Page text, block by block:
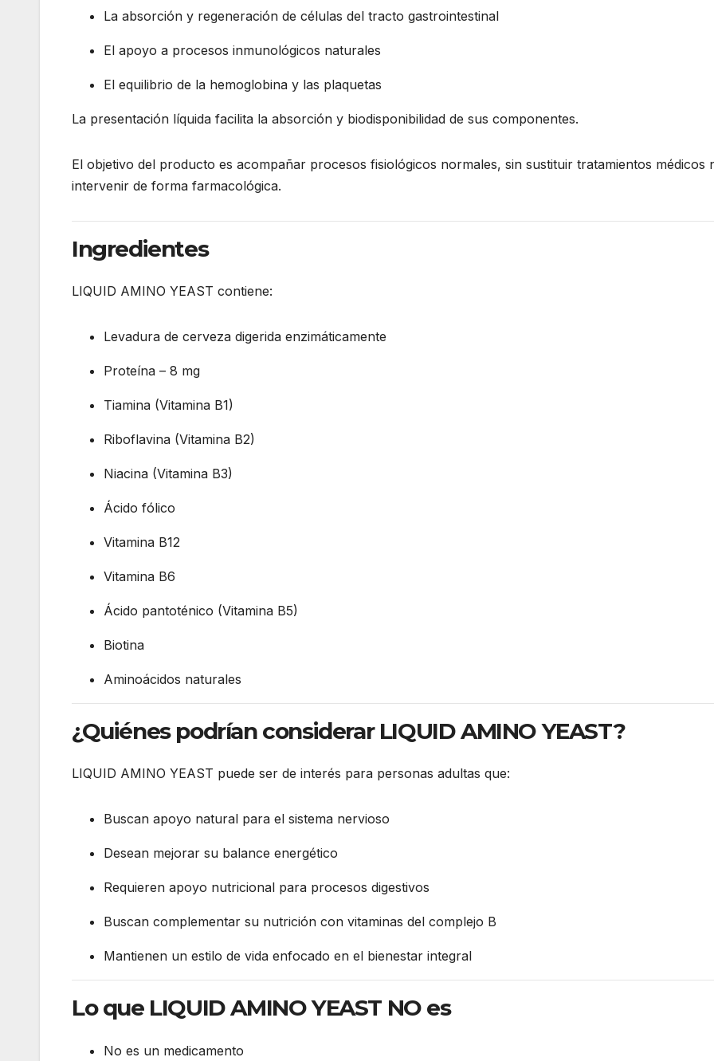
La absorción y regeneración de células del tracto gastrointestinal
El apoyo a procesos inmunológicos naturales
El equilibrio de la hemoglobina y las plaquetas
La presentación líquida facilita la absorción y biodisponibilidad de sus componentes.
El objetivo del producto es acompañar procesos fisiológicos normales, sin sustituir tratamientos médicos
intervenir de forma farmacológica.
Ingredientes
LIQUID AMINO YEAST contiene:
Levadura de cerveza digerida enzimáticamente
Proteína – 8 mg
Tiamina (Vitamina B1)
Riboflavina (Vitamina B2)
Niacina (Vitamina B3)
Ácido fólico
Vitamina B12
Vitamina B6
Ácido pantoténico (Vitamina B5)
Biotina
Aminoácidos naturales
¿Quiénes podrían considerar LIQUID AMINO YEAST?
LIQUID AMINO YEAST puede ser de interés para personas adultas que:
Buscan apoyo natural para el sistema nervioso
Desean mejorar su balance energético
Requieren apoyo nutricional para procesos digestivos
Buscan complementar su nutrición con vitaminas del complejo B
Mantienen un estilo de vida enfocado en el bienestar integral
Lo que LIQUID AMINO YEAST NO es
No es un medicamento